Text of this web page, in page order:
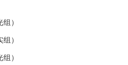
）
）
）